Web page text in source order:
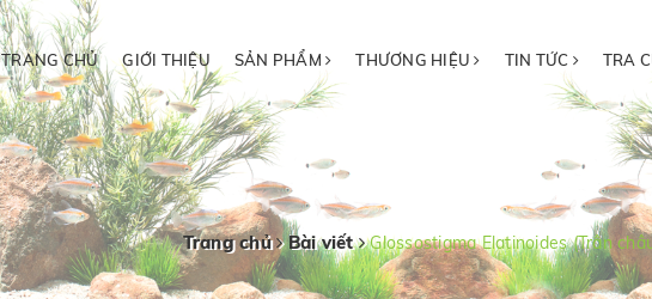
TRANG CHỦ GIỚI THIỆU SẢN PHẨM THƯƠNG HIỆU TIN TỨC TRA
Trang chủ Bài viết Glossostigma Elatinoides (Trân